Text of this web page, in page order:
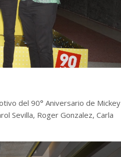
del 90° Aniversario de Mickey
Sevilla, Roger Gonzalez, Carla